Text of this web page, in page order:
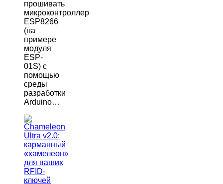
прошивать
микроконтроллер
ESP8266
(на
примере
модуля
ESP-
01S) с
помощью
среды
разработки
Arduino…